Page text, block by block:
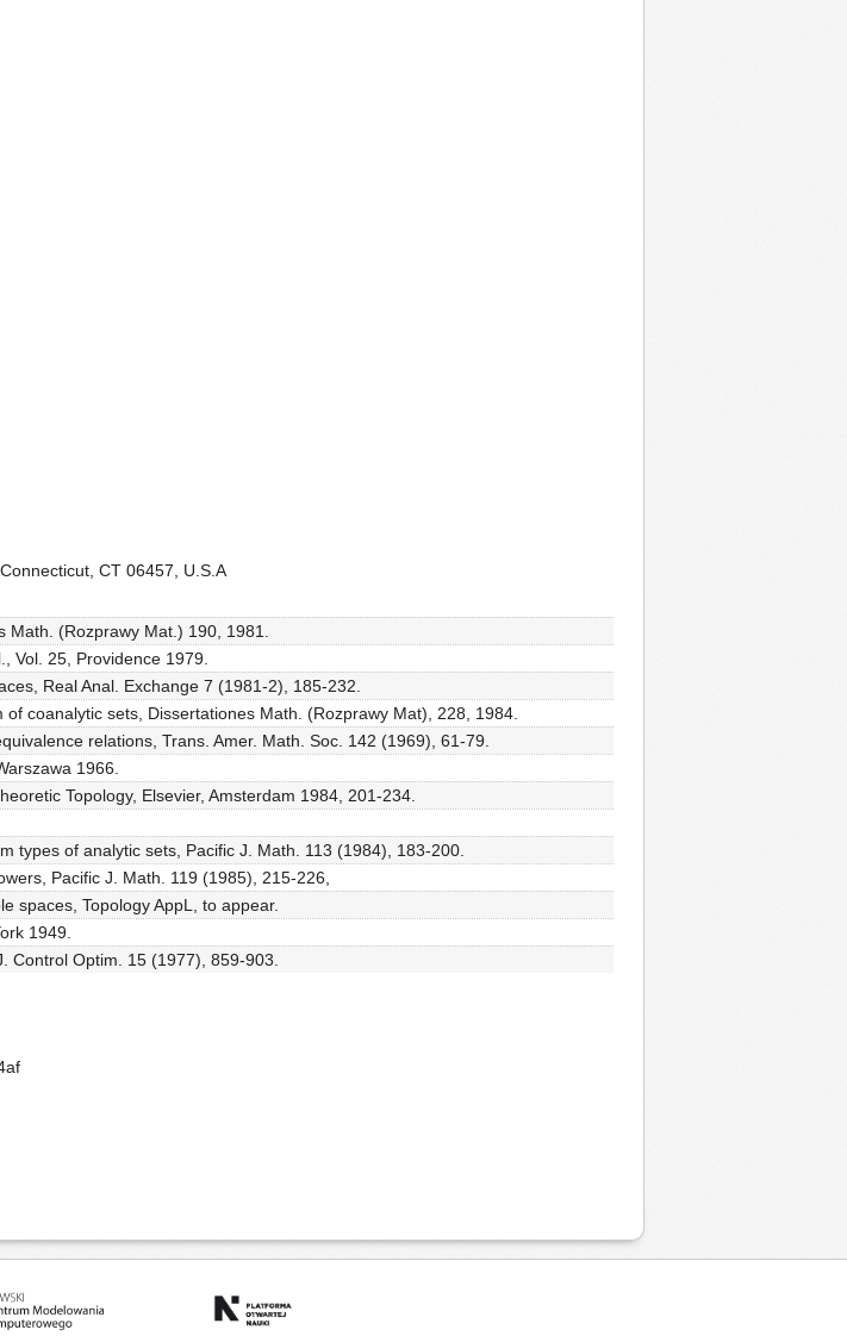
CT 06457, U.S.A
(Rozprawy Mat.) 190, 1981.
Vol. 25, Providence 1979.
Real Anal. Exchange 7 (1981-2), 185-232.
coanalytic sets, Dissertationes Math. (Rozprawy Mat), 228, 1984.
relations, Trans. Amer. Math. Soc. 142 (1969), 61-79.
1966.
Topology, Elsevier, Amsterdam 1984, 201-234.
types of analytic sets, Pacific J. Math. 113 (1984), 183-200.
Pacific J. Math. 119 (1985), 215-226,
spaces, Topology AppL, to appear.
1949.
Control Optim. 15 (1977), 859-903.